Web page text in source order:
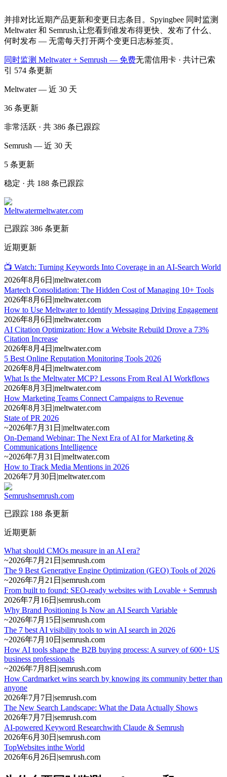
并排对比近期产品更新和变更日志条目。Spyingbee 同时监测
Meltwater 和 Semrush,让您看到谁发布得更快、发布了什么、
何时发布 — 无需每天打开两个变更日志标签页。
同时监测 Meltwater + Semrush — 免费无需信用卡 · 共计已索
引 574 条更新
Meltwater — 近 30 天
36 条更新
非常活跃 · 共 386 条已跟踪
Semrush — 近 30 天
5 条更新
稳定 · 共 188 条已跟踪
Meltwatermeltwater.com
已跟踪 386 条更新
近期更新
📺 Watch: Turning Keywords Into Coverage in an AI-Search World
2026年8月6日 |meltwater.com
Martech Consolidation: The Hidden Cost of Managing 10+ Tools
2026年8月6日 |meltwater.com
How to Use Meltwater to Identify Messaging Driving Engagement
2026年8月6日 |meltwater.com
AI Citation Optimization: How a Website Rebuild Drove a 73%
Citation Increase
2026年8月4日 |meltwater.com
5 Best Online Reputation Monitoring Tools 2026
2026年8月4日 |meltwater.com
What Is the Meltwater MCP? Lessons From Real AI Workflows
2026年8月3日 |meltwater.com
How Marketing Teams Connect Campaigns to Revenue
2026年8月3日 |meltwater.com
State of PR 2026
~2026年7月31日 |meltwater.com
On-Demand Webinar: The Next Era of AI for Marketing &
Communications Intelligence
~2026年7月31日 |meltwater.com
How to Track Media Mentions in 2026
2026年7月30日 |meltwater.com
Semrushsemrush.com
已跟踪 188 条更新
近期更新
What should CMOs measure in an AI era?
~2026年7月21日 |semrush.com
The 9 Best Generative Engine Optimization (GEO) Tools of 2026
~2026年7月21日 |semrush.com
From built to found: SEO-ready websites with Lovable + Semrush
2026年7月16日 |semrush.com
Why Brand Positioning Is Now an AI Search Variable
~2026年7月15日 |semrush.com
The 7 best AI visibility tools to win AI search in 2026
~2026年7月10日 |semrush.com
How AI tools shape the B2B buying process: A survey of 600+ US
business professionals
~2026年7月8日 |semrush.com
How Cardmarket wins search by knowing its community better than
anyone
2026年7月7日 |semrush.com
The New Search Landscape: What the Data Actually Shows
2026年7月7日 |semrush.com
AI-powered Keyword Researchwith Claude & Semrush
2026年6月30日 |semrush.com
TopWebsites inthe World
2026年6月26日 |semrush.com